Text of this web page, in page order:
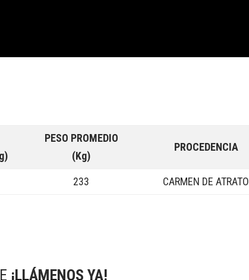
PESO PROMEDIO
(Kg)
PROCEDENCIA
233 CARMEN DE ATRATO
¡LLÁMENOS YA!